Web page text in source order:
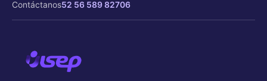
Contáctanos52 56 589 82706